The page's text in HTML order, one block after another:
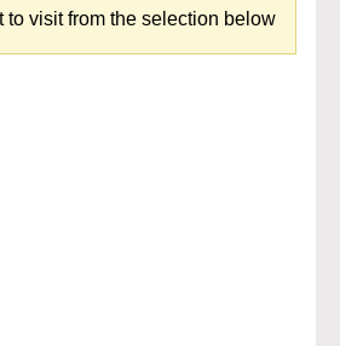
visit from the selection below.